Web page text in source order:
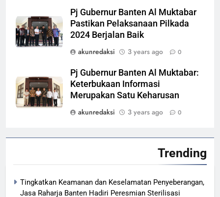
Pj Gubernur Banten Al Muktabar
Pastikan Pelaksanaan Pilkada
2024 Berjalan Baik
akunredaksi
3 years ago 0
Pj Gubernur Banten Al Muktabar:
Keterbukaan Informasi
Merupakan Satu Keharusan
akunredaksi
3 years ago 0
Trending
Tingkatkan Keamanan dan Keselamatan Penyeberangan,
Jasa Raharja Banten Hadiri Peresmian Sterilisasi